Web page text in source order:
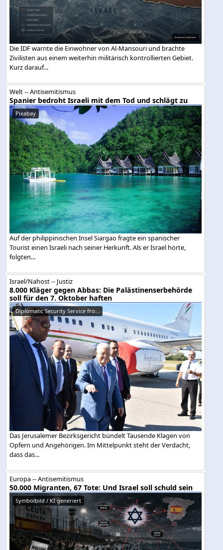
Die IDF warnte die Einwohner von Al-Mansouri und brachte
Zivilisten aus einem weiterhin militärisch kontrollierten Gebiet.
Kurz darauf...
Welt -- Antisemitismus
Spanier bedroht Israeli mit dem Tod und schlägt zu
Pixabay
Auf der philippinischen Insel Siargao fragte ein spanischer
Tourist einen Israeli nach seiner Herkunft. Als er Israel hörte,
folgten...
Israel/Nahost -- Justiz
8.000 Kläger gegen Abbas: Die Palästinenserbehörde
soll für den 7. Oktober haften
Diplomatic Security Service fro...
Das Jerusalemer Bezirksgericht bündelt Tausende Klagen von
Opfern und Angehörigen. Im Mittelpunkt steht der Verdacht,
dass das...
Europa -- Antisemitismus
50.000 Migranten, 67 Tote: Und Israel soll schuld sein
Symbolbild / KI generiert